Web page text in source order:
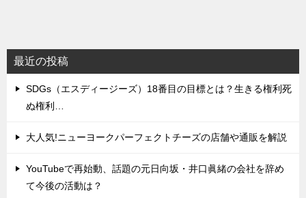
最近の投稿
SDGs（エスディージーズ）18番目の目標とは？生きる権利死
ぬ権利…
大人気!ニューヨークパーフェクトチーズの店舗や通販を解説
YouTubeで再始動、話題の元日向坂・井口眞緒の会社を辞め
て今後の活動は？